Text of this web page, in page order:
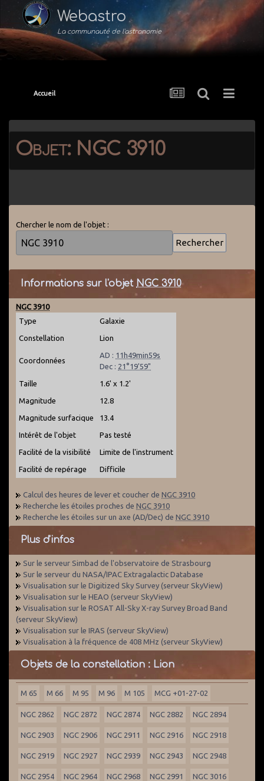
Webastro
La communauté de l'astronomie
Accueil
Objet: NGC 3910
Chercher le nom de l'objet :
Informations sur l'objet NGC 3910
NGC 3910
Type
Galaxie
Constellation Lion
Coordonnées
AD : 11h49min59s
Dec : 21°19'59"
Taille 1.6' x 1.2'
Magnitude 12.8
Magnitude surfacique 13.4
Intérêt de l'objet Pas testé
Facilité de la visibilité Limite de l'instrument
Facilité de repérage Difficile
Calcul des heures de lever et coucher de NGC 3910
Recherche les étoiles proches de NGC 3910
Recherche les étoiles sur un axe (AD/Dec) de NGC 3910
Plus d'infos
Sur le serveur Simbad de l'observatoire de Strasbourg
Sur le serveur du NASA/IPAC Extragalactic Database
Visualisation sur le Digitized Sky Survey (serveur SkyView)
Visualisation sur le HEAO (serveur SkyView)
Visualisation sur le ROSAT All-Sky X-ray Survey Broad Band
(serveur SkyView)
Visualisation sur le IRAS (serveur SkyView)
Visualisation à la fréquence de 408 MHz (serveur SkyView)
Objets de la constellation : Lion
M 65 M 66 M 95 M 96 M 105 MCG +01-27-02
NGC 2862 NGC 2872 NGC 2874 NGC 2882 NGC 2894
NGC 2903 NGC 2906 NGC 2911 NGC 2916 NGC 2918
NGC 2919 NGC 2927 NGC 2939 NGC 2943 NGC 2948
NGC 2954 NGC 2964 NGC 2968 NGC 2991 NGC 3016